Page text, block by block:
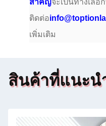
สําคัญจะเป็นทางเลื
ติดต่อ
เพิ่มเติม
สินค้าที่แนะนํ